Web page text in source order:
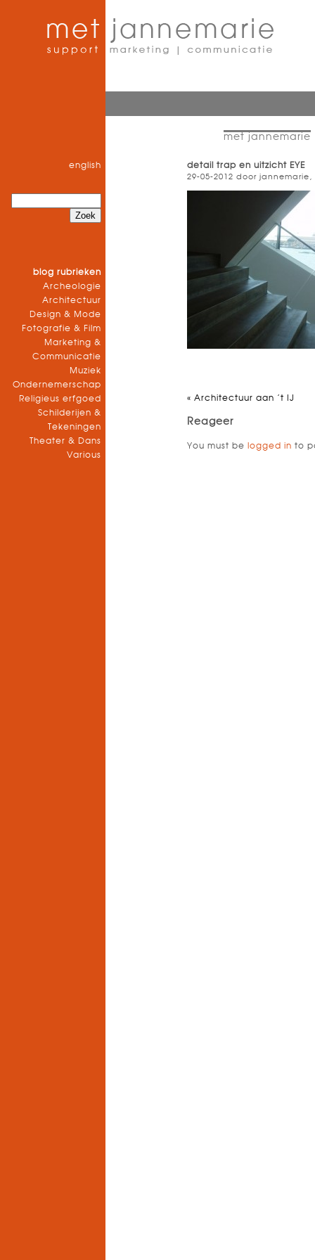
english
blog rubrieken
Archeologie
Architectuur
Design & Mode
Fotografie & Film
Marketing &
Communicatie
Muziek
Ondernemerschap
Religieus erfgoed
Schilderijen &
Tekeningen
Theater & Dans
Various
met jannemarie
detail trap en uitzicht EYE
29-05-2012 door jannemarie,
« Architectuur aan ’t IJ
Reageer
You must be logged in to